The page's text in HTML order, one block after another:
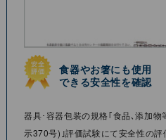
⾷器やお箸にも使⽤
できる安全性を確認
器具･容器包装の規格｢⾷品､添加
⽰370号)｣評価試験にて安全性の評